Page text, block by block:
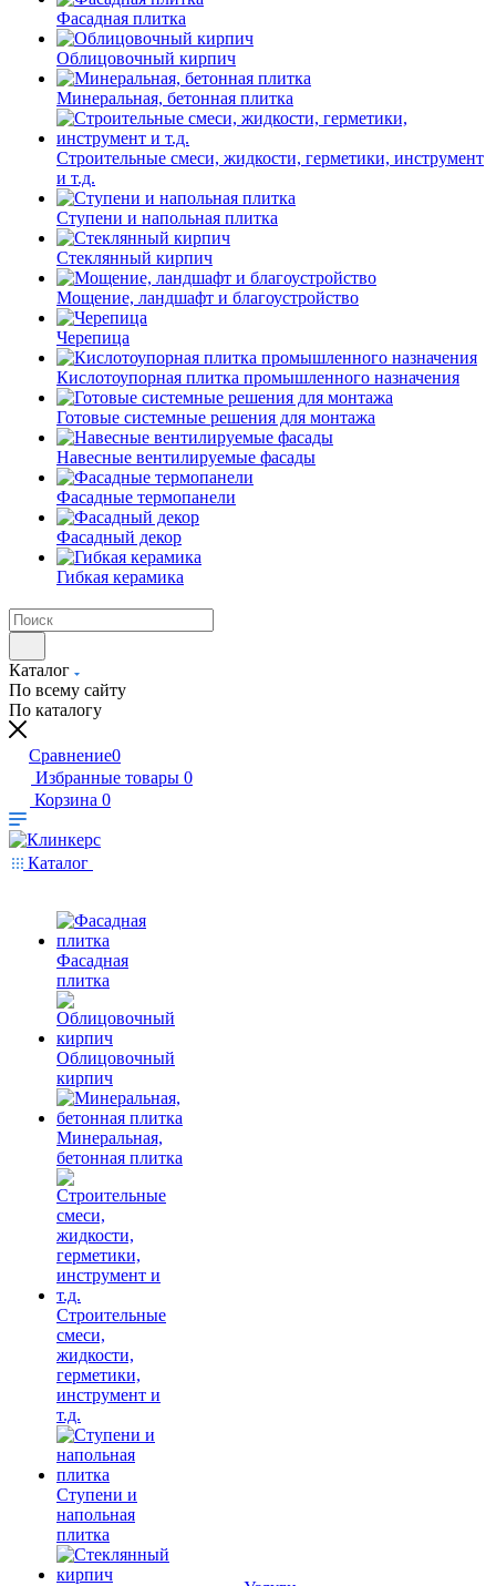
Фасадная плитка
Облицовочный кирпич
Минеральная, бетонная плитка
Строительные смеси, жидкости, герметики, инструмент
и т.д.
Ступени и напольная плитка
Cтеклянный кирпич
Мощение, ландшафт и благоустройство
Черепица
Кислотоупорная плитка промышленного назначения
Готовые системные решения для монтажа
Навесные вентилируемые фасады
Фасадные термопанели
Фасадный декор
Гибкая керамика
Каталог
По всему сайту
По каталогу
Сравнение0
Избранные товары 0
Корзина 0
Каталог
Фасадная
плитка
Облицовочный
кирпич
Минеральная,
бетонная плитка
Строительные
смеси,
жидкости,
герметики,
инструмент и
т.д.
Ступени и
напольная
плитка